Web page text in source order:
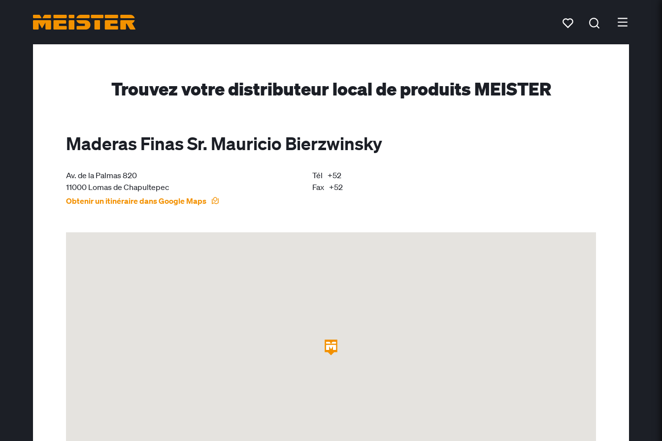
Trouvez votre distributeur local de produits MEISTER
Maderas Finas Sr. Mauricio Bierzwinsky
Av. de la Palmas 820
11000 Lomas de Chapultepec
Obtenir un itinéraire dans Google Maps
Tél +52
Fax +52